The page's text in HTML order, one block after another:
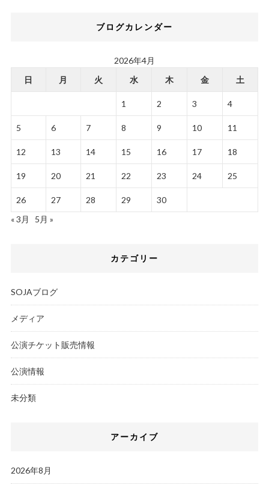
ブログカレンダー
2026年4月
日
月 火 水 木 金 土
1 2 3 4
5 6 7 8 9 10 11
12 13 14 15 16 17 18
19 20 21 22 23 24 25
26 27 28 29
30
« 3月
5月 »
カテゴリー
SOJAブログ
メディア
公演チケット販売情報
公演情報
未分類
アーカイブ
2026年8月